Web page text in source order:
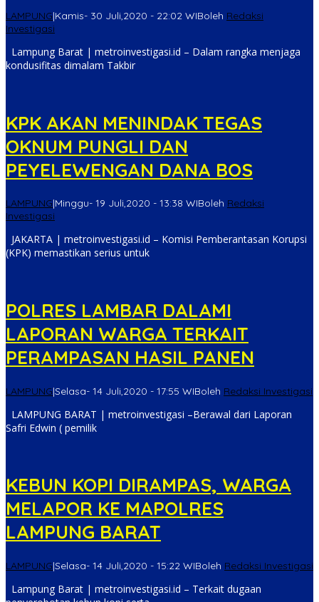
LAMPUNG|Kamis- 30 Juli,2020 - 22:02 WIBoleh Redaksi
Investigasi
Lampung Barat | metroinvestigasi.id – Dalam rangka menjaga
kondusifitas dimalam Takbir
KPK AKAN MENINDAK TEGAS
OKNUM PUNGLI DAN
PEYELEWENGAN DANA BOS
LAMPUNG|Minggu- 19 Juli,2020 - 13:38 WIBoleh Redaksi
Investigasi
JAKARTA | metroinvestigasi.id – Komisi Pemberantasan Korupsi
(KPK) memastikan serius untuk
POLRES LAMBAR DALAMI
LAPORAN WARGA TERKAIT
PERAMPASAN HASIL PANEN
LAMPUNG|Selasa- 14 Juli,2020 - 17:55 WIBoleh Redaksi Investigasi
LAMPUNG BARAT | metroinvestigasi –Berawal dari Laporan
Safri Edwin ( pemilik
KEBUN KOPI DIRAMPAS, WARGA
MELAPOR KE MAPOLRES
LAMPUNG BARAT
LAMPUNG|Selasa- 14 Juli,2020 - 15:22 WIBoleh Redaksi Investigasi
Lampung Barat | metroinvestigasi.id – Terkait dugaan